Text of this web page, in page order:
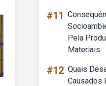
#11
Pela
Materiais
#12 Quais
Causados